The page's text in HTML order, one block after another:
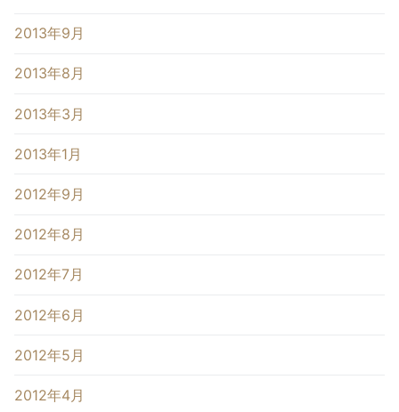
2013年9月
2013年8月
2013年3月
2013年1月
2012年9月
2012年8月
2012年7月
2012年6月
2012年5月
2012年4月